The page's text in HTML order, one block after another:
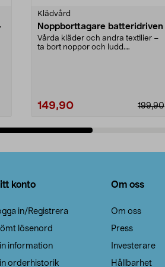
Klädvård
Noppborttagare batteridriven
Vårda kläder och andra textilier –
ta bort noppor och ludd.
199,90
149,90
konto
in/Registrera
lösenord
information
orderhistorik
Om oss
Om oss
Press
Investerare
Hållbarhet